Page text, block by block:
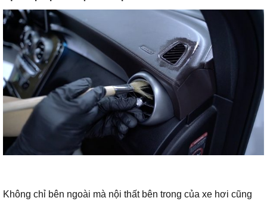
Không chỉ bên ngoài mà nội thất bên trong của xe hơi cũng